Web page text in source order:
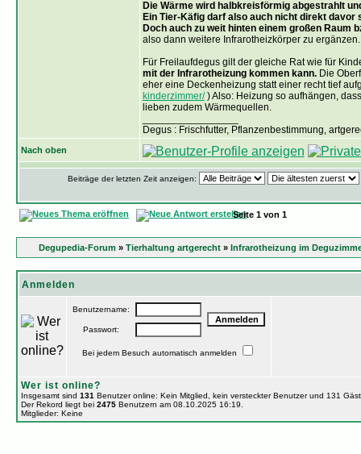
Die Wärme wird halbkreisförmig abgestrahlt
Ein Tier-Käfig darf also auch nicht direkt davor
Doch auch zu weit hinten einem großen Raum
also dann weitere Infrarotheizkörper zu ergänzen.
Für Freilaufdegus gilt der gleiche Rat wie für
mit der Infrarotheizung kommen kann.Die
eher eine Deckenheizung statt einer recht tief
kinderzimmer/) Also: Heizung so aufhängen,
lieben zudem Wärmequellen.
Degus : Frischfutter, Pflanzenbestimmung,
Nach oben
Beiträge der letzten Zeit anzeigen:
Seite 1 von 1
Degupedia-Forum » Tierhaltung artgerecht » Infrarotheizung im
Anmelden
Benutzername:
Passwort:
Bei jedem Besuch automatisch anmelden
Wer ist online?
Insgesamt sind 131 Benutzer online: Kein Mitglied, kein versteckter Benutzer und 131
Der Rekord liegt bei 2475Benutzern am 08.10.2025 16:19.
Mitglieder: Keine